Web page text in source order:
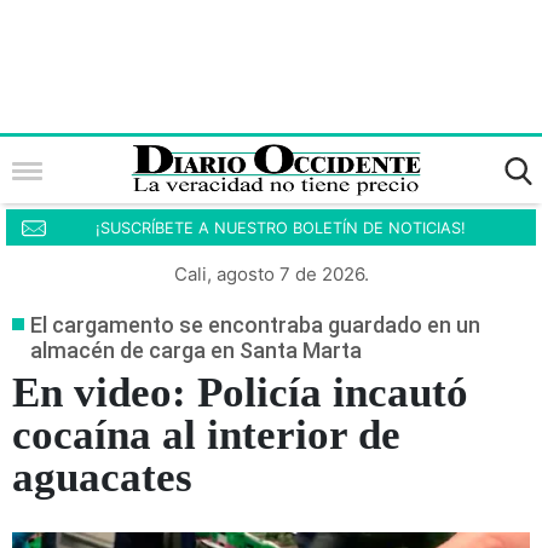
¡SUSCRÍBETE A NUESTRO BOLETÍN DE NOTICIAS!
Cali, agosto 7 de 2026.
El cargamento se encontraba guardado en un
almacén de carga en Santa Marta
En video: Policía incautó
cocaína al interior de
aguacates